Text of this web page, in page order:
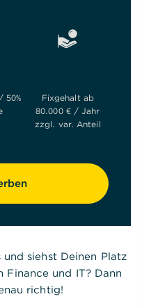
50%
Fixgehalt ab
80.000 € / Jahr
zzgl. var. Anteil
siehst Deinen Platz
Finance und IT? Dann
richtig!